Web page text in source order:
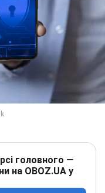
головного —
на OBOZ.UA у